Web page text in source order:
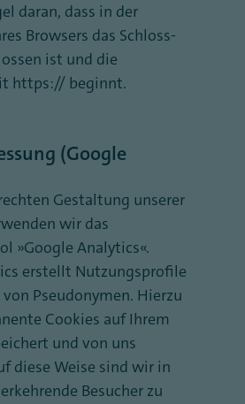
daran, dass in der
Browsers das Schloss-
ist und die
https:// beginnt.
(Google
Gestaltung unserer
wir das
„Google Analytics“.
erstellt Nutzungsprofile
Pseudonymen. Hierzu
Cookies auf Ihrem
und von uns
diese Weise sind wir in
Besucher zu